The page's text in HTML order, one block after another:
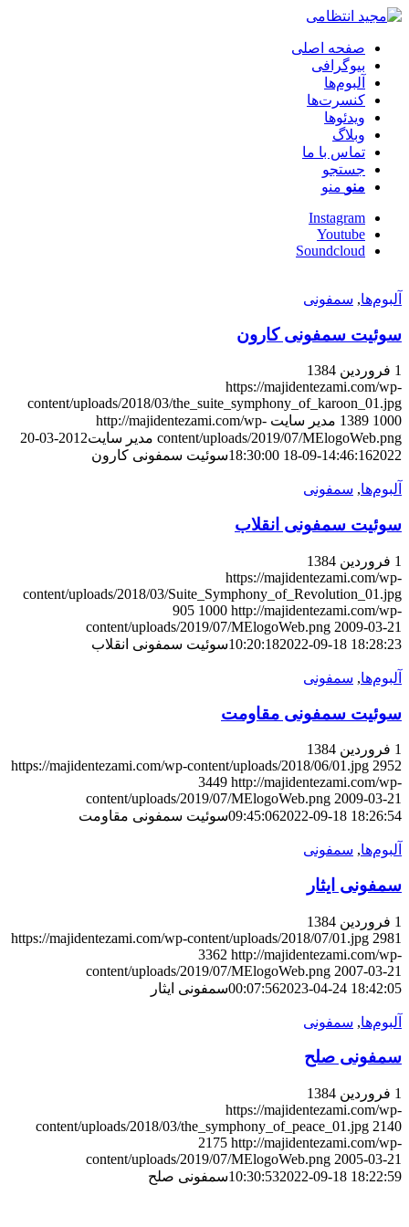
صفحه اصلی
بیوگرافی
آلبوم‌ها
کنسرت‌ها
ویدئو‌ها
وبلاگ
تماس با ما
جستجو
منو منو
Instagram
Youtube
Soundcloud
آلبوم‌ها, سمفونی
سوئیت سمفونی کارون
1 فروردین 1384
https://majidentezami.com/wp-
content/uploads/2018/03/the_suite_symphony_of_karoon_01.jpg
1389 1000 مدیر سایت http://majidentezami.com/wp-
content/uploads/2019/07/MElogoWeb.png مدیر سایت
2012-03-20
14:46:162022-09-18 18:30:00 سوئیت سمفونی کارون
آلبوم‌ها, سمفونی
سوئیت سمفونی انقلاب
1 فروردین 1384
https://majidentezami.com/wp-
content/uploads/2018/03/Suite_Symphony_of_Revolution_01.jpg
905 1000 http://majidentezami.com/wp-
content/uploads/2019/07/MElogoWeb.png 2009-03-21
10:20:182022-09-18 18:28:23 سوئیت سمفونی انقلاب
آلبوم‌ها, سمفونی
سوئیت سمفونی مقاومت
1 فروردین 1384
https://majidentezami.com/wp-content/uploads/2018/06/01.jpg 2952
3449 http://majidentezami.com/wp-
content/uploads/2019/07/MElogoWeb.png 2009-03-21
09:45:062022-09-18 18:26:54 سوئیت سمفونی مقاومت
آلبوم‌ها, سمفونی
سمفونی ایثار
1 فروردین 1384
https://majidentezami.com/wp-content/uploads/2018/07/01.jpg 2981
3362 http://majidentezami.com/wp-
content/uploads/2019/07/MElogoWeb.png 2007-03-21
00:07:562023-04-24 18:42:05 سمفونی ایثار
آلبوم‌ها, سمفونی
سمفونی صلح
1 فروردین 1384
https://majidentezami.com/wp-
content/uploads/2018/03/the_symphony_of_peace_01.jpg 2140
2175 http://majidentezami.com/wp-
content/uploads/2019/07/MElogoWeb.png 2005-03-21
10:30:532022-09-18 18:22:59
سمفونی صلح